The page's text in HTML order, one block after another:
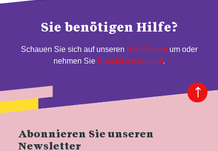
Sie benötigen Hilfe?
Schauen Sie sich auf unseren Hilfe-Seiten um oder
nehmen Sie Kontakt mit uns auf.
Abonnieren Sie unseren
Newsletter